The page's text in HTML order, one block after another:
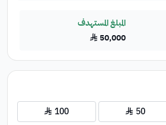
المبلغ المستهدف
50,000﷼
50﷼ 100﷼